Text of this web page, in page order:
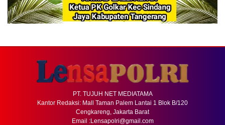
PT. TUJUH NET MEDIATAMA
Kantor Redaksi: Mall Taman Palem Lantai 1 Blok B/120
Cengkareng, Jakarta Barat
Email :Lensapolri@gmail.com